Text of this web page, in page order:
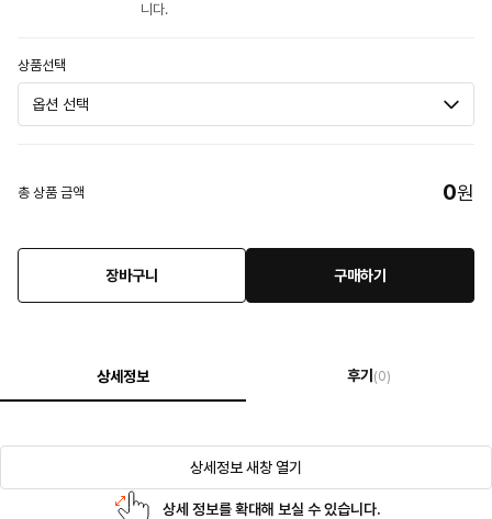
니다.
상품선택
총 상품 금액 0원
장바구니 구매하기
상세정보 후기 (0)
상세정보 새창 열기
상세 정보를 확대해 보실 수 있습니다.